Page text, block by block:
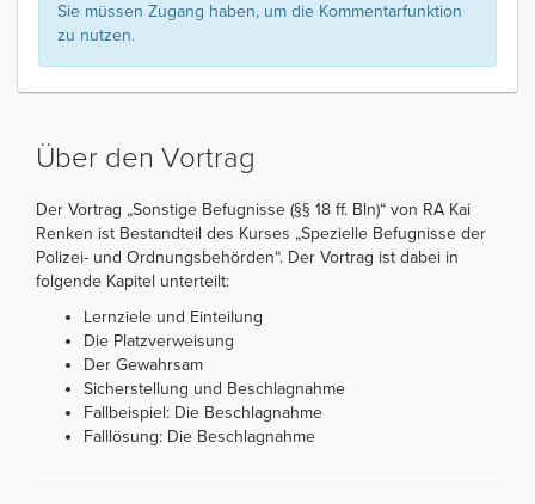
Sie müssen Zugang haben, um die Kommentarfunktion
zu nutzen.
Über den Vortrag
Der Vortrag „Sonstige Befugnisse (§§ 18 ff. Bln)“ von RA Kai
Renken ist Bestandteil des Kurses „Spezielle Befugnisse der
Polizei- und Ordnungsbehörden“. Der Vortrag ist dabei in
folgende Kapitel unterteilt:
Lernziele und Einteilung
Die Platzverweisung
Der Gewahrsam
Sicherstellung und Beschlagnahme
Fallbeispiel: Die Beschlagnahme
Falllösung: Die Beschlagnahme